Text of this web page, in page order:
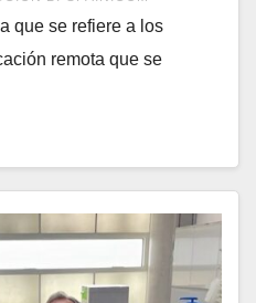
que se refiere a los
remota que se